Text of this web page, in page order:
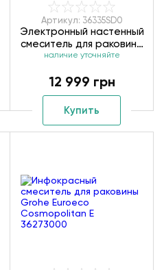
Артикул: 36335SD0
Электронный настенный
смеситель для раковины
Grohe Eurosmart
36335SD0
наличие уточняйте
12 999 грн
Купить